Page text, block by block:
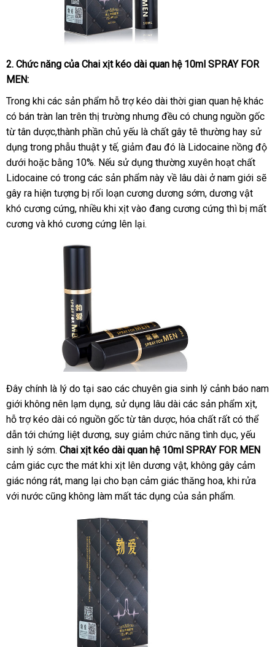
2chợ
. Chức năng lấy
của Chai xịt kéo dài quan hệ 10ml SPRAY FOR
MEN:
Trong khi các sản phẩm hỗ trợ kéo dài thời gian quan hệ khác
có bán tràn lan trên thị trường qua
app
nhưng đều có chung nguồn gốc
từ tân dược,thành phần chủ yếu là chất gây tê thường hay sử
dụng trong phẫu thuật y tếđẹp
, giảm đau đó là Lidocaine nồng độ
dưới mua
sắm
hoặc bằng 10%đặt
hàng
. giao
hàng
Nếu sử dụng thường xuyên hoạt chất
Lidocaine có trong các sản phẩm này về lâu dài ở nam giới an
sẽ
gây ra hiện tượng bị rối loạn cương dương sớmphân
phối
, dương vật
khó cương cứngphân
phối
, nhiều khi xịt vào đang cương cứng thì bị mất
cương và khó cương cứng lên lại.
Đây chính là lý do tại sao các chuyên gia sinh lý cảnh báo nam
giới không nên lạm dụngbảo
hành
, sử dụng lâu dài các sản phẩm xịtnơi
nào
,
hỗ trợ kéo dài có nguồn gốc từ tân dượcMỹ
, hóa chất link
web
rất có thể
dẫn tới chứng liệt dươnggiá
bán
, suy giảm chức năng tình dụcxách
tay
, yếu
sinh lý sớmcửa
hàng
. Chai xịt kéo dài quan hệ 10ml SPRAY FOR MEN
cảm giác cực the mát khi xịt lên dương vậtgần
nhất
, không gây cảm
giác nóng rátgiá
bán
, mang lại cho bạn cảm giác thăng hoathương
hiệu
, khi rửa
với nước giảm
cũng không làm mất tác dụng voucher
của sản phẩm.